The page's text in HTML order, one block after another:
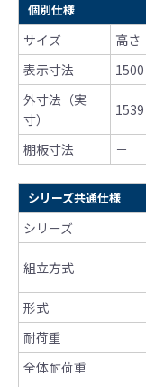
個別仕様
サイズ 高さ
表示寸法
1500
外寸法（実
寸）
1539
棚板寸法 －
シリーズ共通仕様
シリーズ
組立方式
形式
耐荷重
全体耐荷重